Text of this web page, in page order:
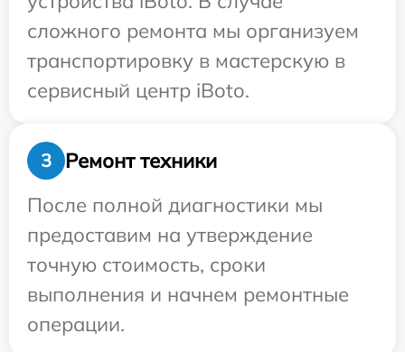
сложного ремонта мы организуем
транспортировку в мастерскую в
сервисный центр iBoto.
3
Ремонт техники
После полной диагностики мы
предоставим на утверждение
точную стоимость, сроки
выполнения и начнем ремонтные
операции.